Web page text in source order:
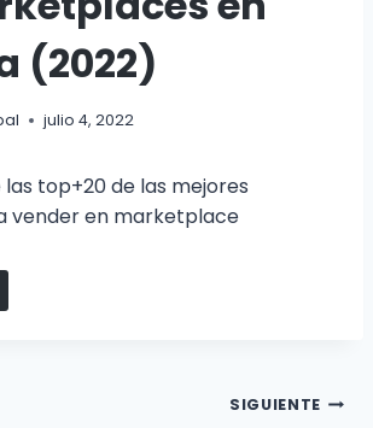
(2022)
julio 4, 2022
top+20 de las mejores
vender en marketplace
SIGUIENTE